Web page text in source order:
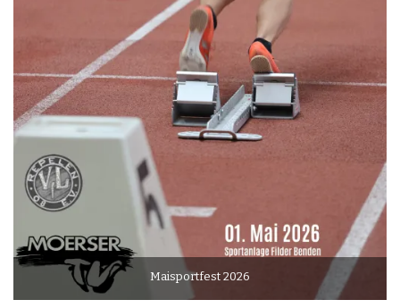
Maisportfest 2026